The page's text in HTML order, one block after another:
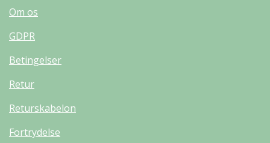
Om os
GDPR
Betingelser
Retur
Returskabelon
Fortrydelse